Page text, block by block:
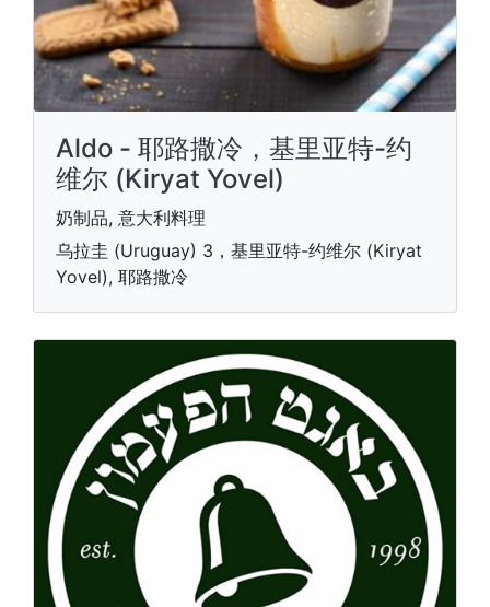
Aldo - 耶路撒冷，基里亚特-约
维尔 (Kiryat Yovel)
奶制品, 意大利料理
乌拉圭 (Uruguay) 3，基里亚特-约维尔 (Kiryat
Yovel), 耶路撒冷